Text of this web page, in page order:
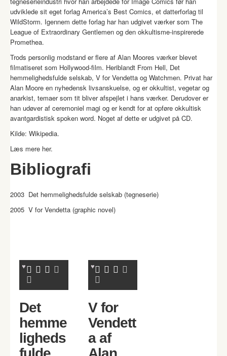
udviklede sit eget forlag America’s Best Comics, et datterforlag til
WildStorm. Igennem dette forlag har han udgivet værker som The
League of Extraordinary Gentlemen og den okkultisme-inspirerede
Promethea.
Trods personlig modstand er flere af Alan Moores værker blevet
filmatiseret som Hollywood-film. Heriblandt From Hell, Det
hemmelighedsfulde selskab, V for Vendetta og Watchmen. Privat har
Alan Moore en nyhedensk livsanskuelse, og er okkultist, vegetar og
anarkist, temaer som tit bliver afspejlet i hans værker. Derudover er
han udøver af ceremoniel magi og er kendt for at opføre okkultisk
avantgardistisk spoken word. Noget af dette er udgivet på CD.
Kilde: Wikipedia.
Læs mere her.
Bibliografi
2003 Det hemmelighedsfulde selskab (tegneserie)
2005 V for Vendetta (graphic novel)
Det
hemme
ligheds
V for
Vendett
a af